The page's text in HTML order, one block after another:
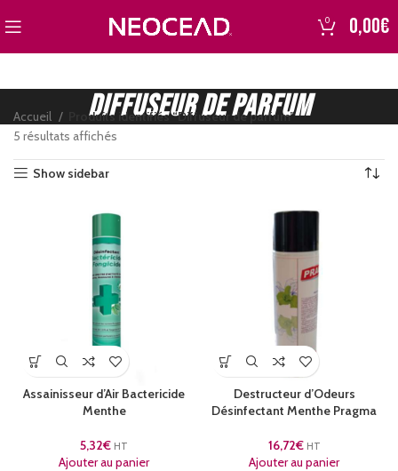
0 0,00€
Diffuseur de parfum
Accueil
Produits identifiés “Diffuseur de parfum”
5 résultats affichés
Show sidebar
Assainisseur d’Air Bactericide
Menthe
5,32€ HT
Ajouter au panier
Destructeur d’Odeurs
Désinfectant Menthe Pragma
16,72€ HT
Ajouter au panier